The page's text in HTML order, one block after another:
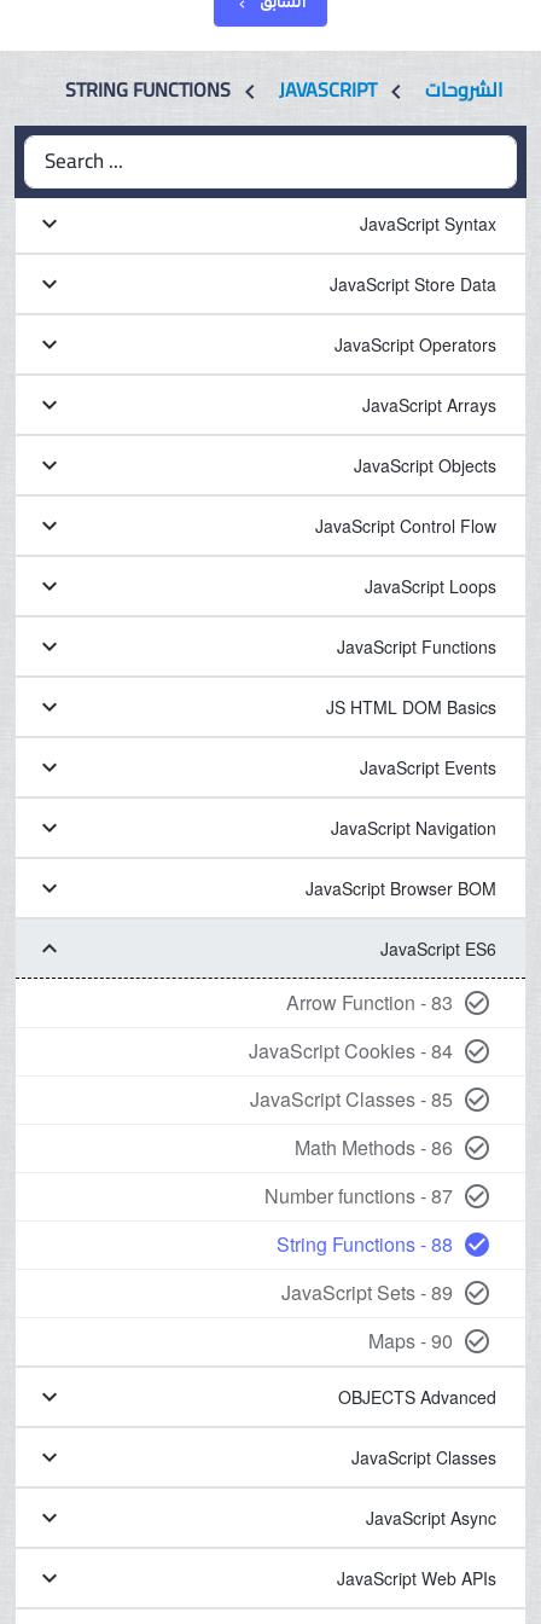
chevron_left
الشروحات chevron_left
STRING FUNCTIONS chevron_left JAVASCRIPT
Search ...
JavaScript Syntax
keyboard_arrow_down
JavaScript Store Data
keyboard_arrow_down
JavaScript Operators
keyboard_arrow_down
JavaScript Arrays
keyboard_arrow_down
JavaScript Objects
keyboard_arrow_down
JavaScript Control Flow
keyboard_arrow_down
JavaScript Loops
keyboard_arrow_down
JavaScript Functions
keyboard_arrow_down
JS HTML DOM Basics
keyboard_arrow_down
JavaScript Events
keyboard_arrow_down
JavaScript Navigation
keyboard_arrow_down
JavaScript Browser BOM
keyboard_arrow_down
JavaScript ES6
keyboard_arrow_down
check_circle_outline
83 - Arrow Function
check_circle_outline
84 - JavaScript Cookies
check_circle_outline
85 - JavaScript Classes
check_circle_outline
86 - Math Methods
check_circle_outline
87 - Number functions
check_circle
88 - String Functions
check_circle_outline
89 - JavaScript Sets
check_circle_outline
90 - Maps
OBJECTS Advanced
keyboard_arrow_down
JavaScript Classes
keyboard_arrow_down
JavaScript Async
keyboard_arrow_down
JavaScript Web APIs
keyboard_arrow_down